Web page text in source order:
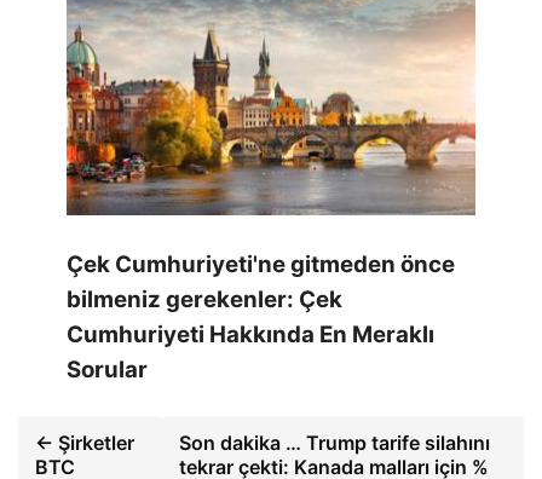
Çek Cumhuriyeti'ne gitmeden önce
bilmeniz gerekenler: Çek
Cumhuriyeti Hakkında En Meraklı
Sorular
← Şirketler
BTC
Son dakika … Trump tarife silahını
tekrar çekti: Kanada malları için %